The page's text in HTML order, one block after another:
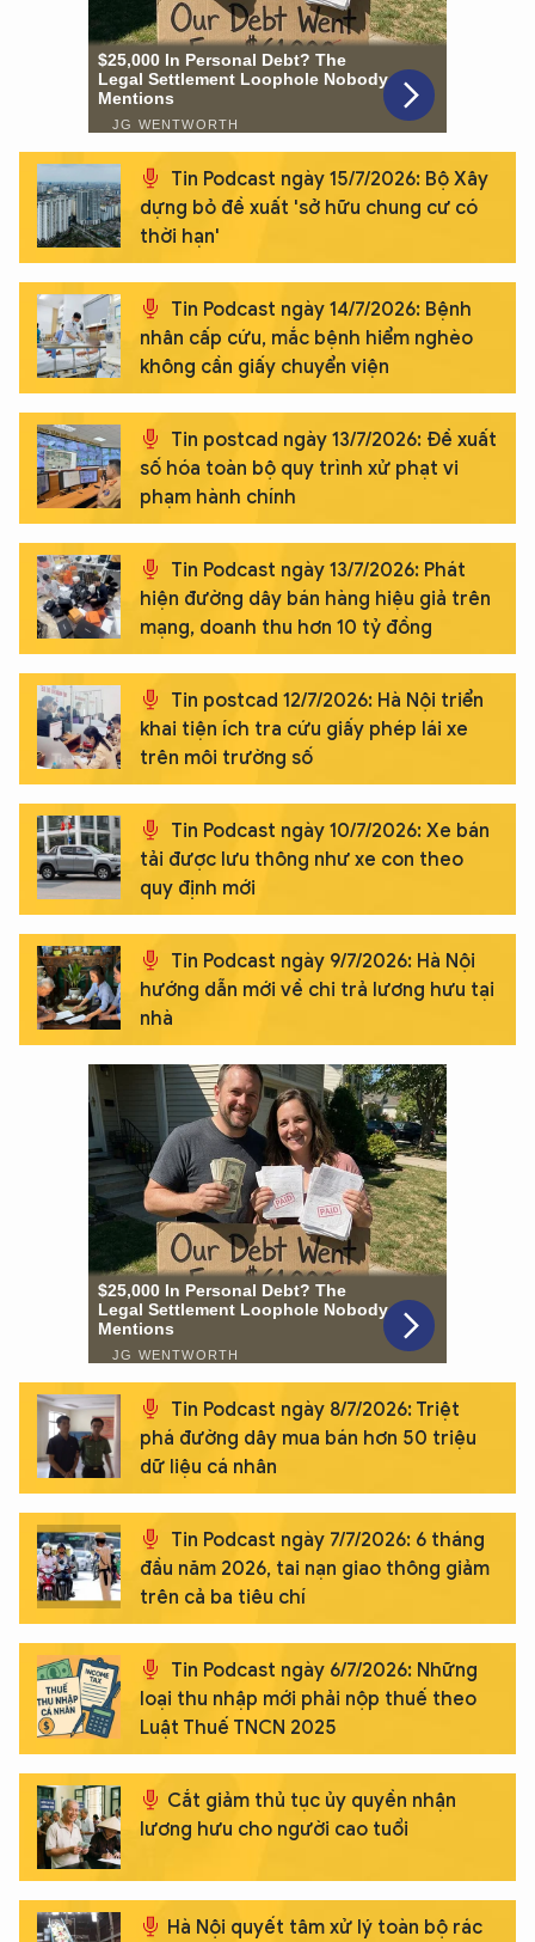
Tin Podcast ngày 15/7/2026: Bộ Xây
dựng bỏ đề xuất 'sở hữu chung cư có
thời hạn'
Tin Podcast ngày 14/7/2026: Bệnh
nhân cấp cứu, mắc bệnh hiểm nghèo
không cần giấy chuyển viện
Tin postcad ngày 13/7/2026: Đề xuất
số hóa toàn bộ quy trình xử phạt vi
phạm hành chính
Tin Podcast ngày 13/7/2026: Phát
hiện đường dây bán hàng hiệu giả trên
mạng, doanh thu hơn 10 tỷ đồng
Tin postcad 12/7/2026: Hà Nội triển
khai tiện ích tra cứu giấy phép lái xe
trên môi trường số
Tin Podcast ngày 10/7/2026: Xe bán
tải được lưu thông như xe con theo
quy định mới
Tin Podcast ngày 9/7/2026: Hà Nội
hướng dẫn mới về chi trả lương hưu tại
nhà
Tin Podcast ngày 8/7/2026: Triệt
phá đường dây mua bán hơn 50 triệu
dữ liệu cá nhân
Tin Podcast ngày 7/7/2026: 6 tháng
đầu năm 2026, tai nạn giao thông giảm
trên cả ba tiêu chí
Tin Podcast ngày 6/7/2026: Những
loại thu nhập mới phải nộp thuế theo
Luật Thuế TNCN 2025
Cắt giảm thủ tục ủy quyền nhận
lương hưu cho người cao tuổi
Hà Nội quyết tâm xử lý toàn bộ rác